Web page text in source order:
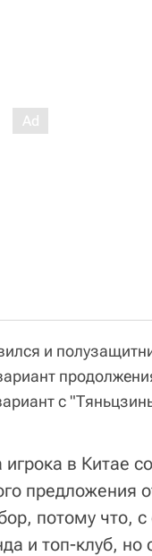
и
с
в Китае
предложения
потому что,
и топ-клуб, но